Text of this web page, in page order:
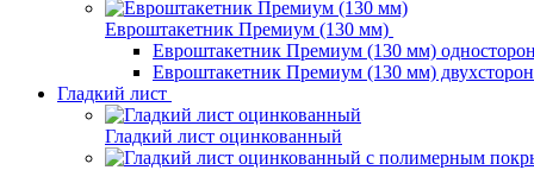
Евроштакетник Премиум (130 мм)
Евроштакетник Премиум (130 мм)
Евроштакетник Премиум (130 мм)
Гладкий лист
Гладкий лист оцинкованный